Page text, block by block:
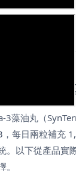
3
3藻油丸（
每日兩粒補充
。以下從產品實